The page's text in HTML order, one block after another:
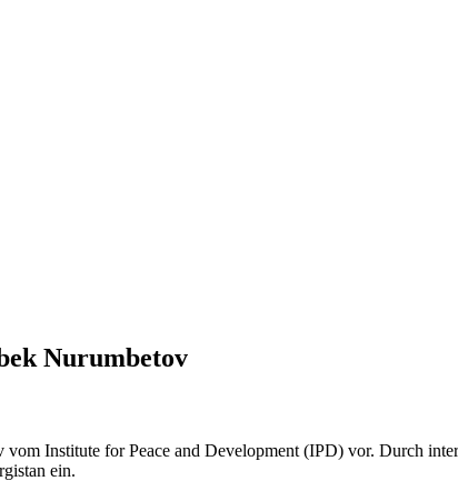
Nurumbetov
Institute for Peace and Development (IPD) vor. Durch
ein.